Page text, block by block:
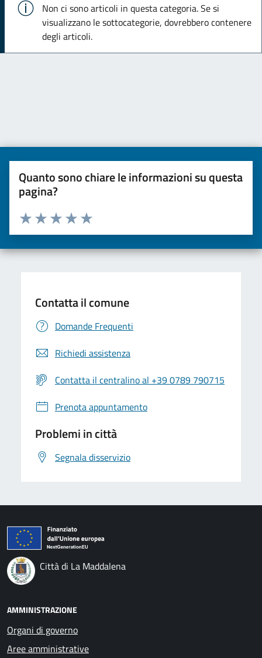
Info
Non ci sono articoli in questa categoria. Se si
visualizzano le sottocategorie, dovrebbero contenere
degli articoli.
Quanto sono chiare le informazioni su questa
pagina?
Valuta da 1 a 5 stelle la pagina
Valuta 5 stelle su 5
Valuta 4 stelle su 5
Valuta 3 stelle su 5
Valuta 2 stelle su 5
Valuta una stella su 5
Contatta il comune
Domande Frequenti
Richiedi assistenza
Contatta il centralino al +39 0789 790715
Prenota appuntamento
Problemi in città
Segnala disservizio
Città di La Maddalena
AMMINISTRAZIONE
Organi di governo
Aree amministrative